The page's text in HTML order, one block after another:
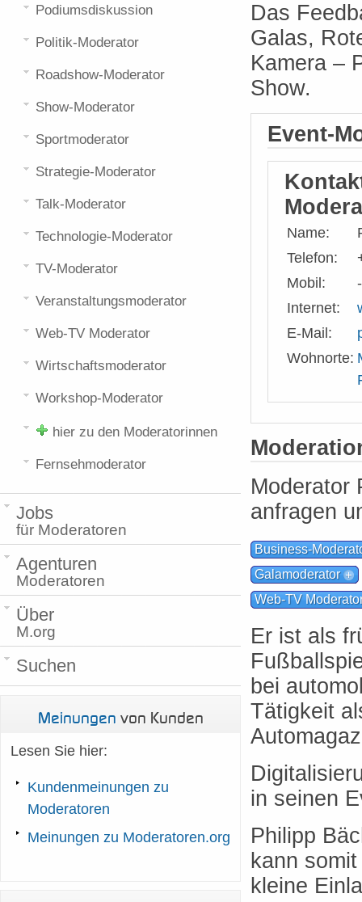
Das
Galas,
Kamera –
Show.
Event-
Name:
Telefon:
Mobil:
-
Internet:
E-Mail:
Wohnorte:
Moderator
anfragen
Business-
Galamoderator
Web-TV
Er ist als
bei
Tätigkeit
in seinen
Philipp
kann
kleine
Podiumsdiskussion
Politik-Moderator
Roadshow-Moderator
Show-Moderator
Sportmoderator
Strategie-Moderator
Talk-Moderator
Technologie-Moderator
TV-Moderator
Veranstaltungsmoderator
Web-TV Moderator
Wirtschaftsmoderator
Workshop-Moderator
hier zu den Moderatorinnen
Fernsehmoderator
Jobs
für Moderatoren
Agenturen
Moderatoren
Über
M.org
Suchen
Meinungen von Kunden
Lesen Sie hier:
Kundenmeinungen zu
Moderatoren
Meinungen zu Moderatoren.org